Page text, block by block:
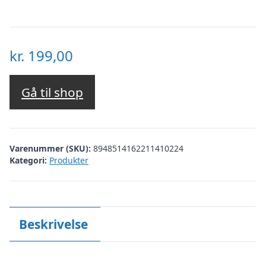
kr. 199,00
Gå til shop
Varenummer (SKU): 8948514162211410224
Kategori: Produkter
Beskrivelse